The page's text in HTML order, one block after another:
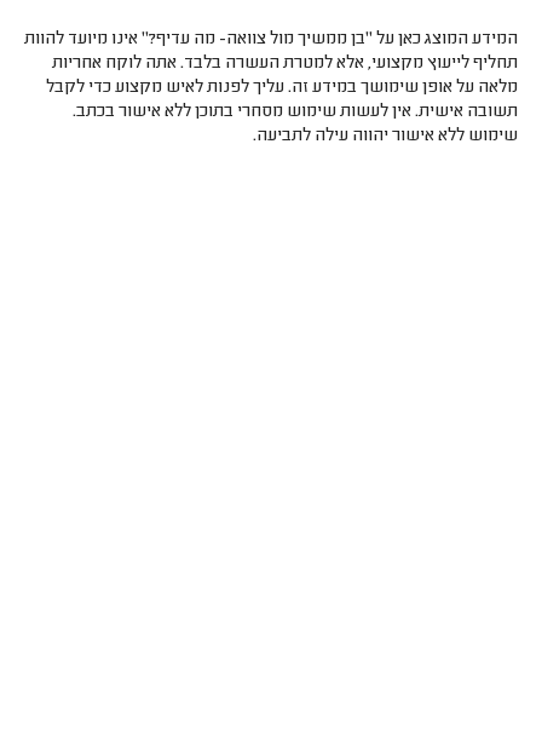
המידע המוצג כאן על "בן ממשיך מול צוואה- מה עדיף?" אינו מיועד להוות
תחליף לייעוץ מקצועי, אלא למטרת העשרה בלבד. אתה לוקח אחריות
מלאה על אופן שימושך במידע זה. עליך לפנות לאיש מקצוע כדי לקבל
תשובה אישית. אין לעשות שימוש מסחרי בתוכן ללא אישור בכתב.
שימוש ללא אישור יהווה עילה לתביעה.